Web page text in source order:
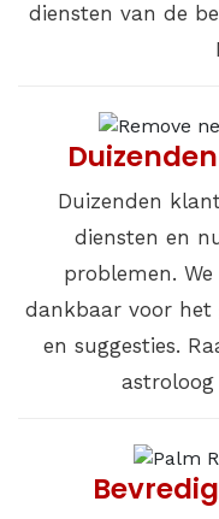
diensten van de
Duizenden
diensten en
problemen.
dankbaar voor het
en suggesties.